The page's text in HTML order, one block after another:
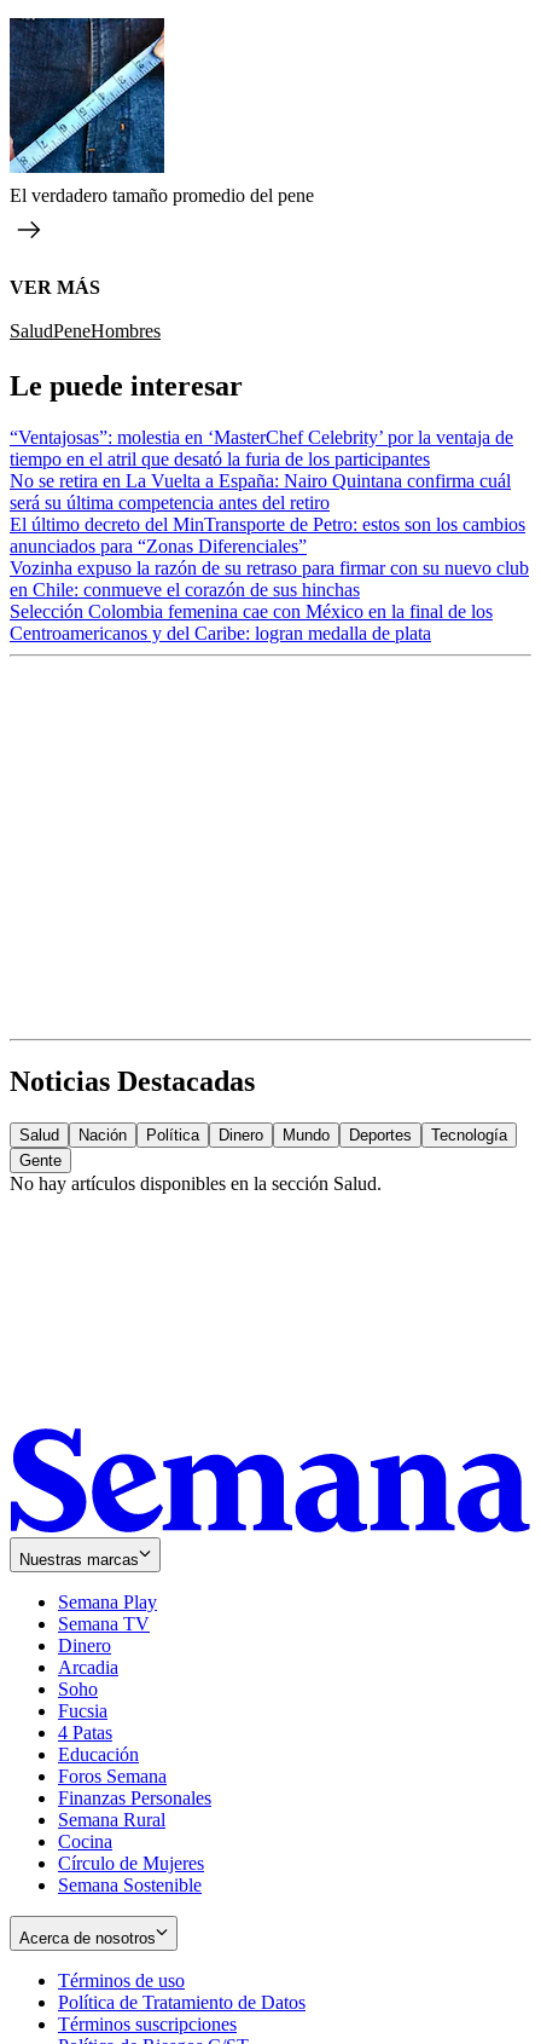
El verdadero tamaño promedio del pene
VER MÁS
SaludPeneHombres
Le puede interesar
“Ventajosas”: molestia en ‘MasterChef Celebrity’ por la ventaja de
tiempo en el atril que desató la furia de los participantes
No se retira en La Vuelta a España: Nairo Quintana confirma cuál
será su última competencia antes del retiro
El último decreto del MinTransporte de Petro: estos son los cambios
anunciados para “Zonas Diferenciales”
Vozinha expuso la razón de su retraso para firmar con su nuevo club
en Chile: conmueve el corazón de sus hinchas
Selección Colombia femenina cae con México en la final de los
Centroamericanos y del Caribe: logran medalla de plata
Noticias Destacadas
Salud Nación Política Dinero Mundo Deportes
Tecnología
Gente
No hay artículos disponibles en la sección Salud.
Nuestras marcas
Semana Play
Semana TV
Dinero
Arcadia
Soho
in
new
window
Fucsia
in
new
window
4 Patas
Educación
Foros Semana
Finanzas Personales
Semana Rural
Cocina
Círculo de Mujeres
Semana Sostenible
Acerca de nosotros
Términos de uso
in
new
Política de Tratamiento de Datos
Términos suscripciones